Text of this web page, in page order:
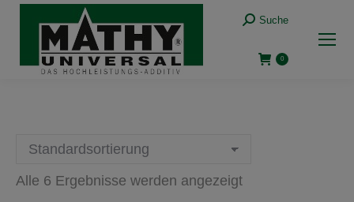
Suche:
Suche
0
Alle 6 Ergebnisse werden angezeigt